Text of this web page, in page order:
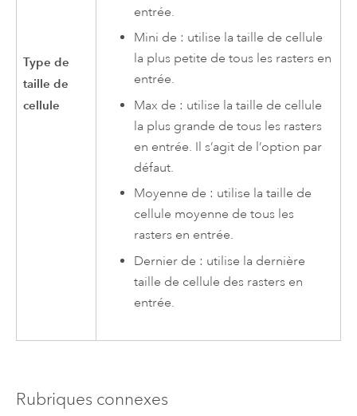
Type de
taille de
cellule
entrée.
Mini de : utilise la taille de cellule
la plus petite de tous les rasters en
entrée.
Max de : utilise la taille de cellule
la plus grande de tous les rasters
en entrée. Il s’agit de l’option par
défaut.
Moyenne de : utilise la taille de
cellule moyenne de tous les
rasters en entrée.
Dernier de : utilise la dernière
taille de cellule des rasters en
entrée.
Rubriques connexes